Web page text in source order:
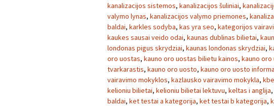
kanalizacijos sistemos, kanalizacijos šuliniai,
valymo lynas, kanalizacijos valymo priemones,
baldai, karkles sodyba, kas yra seo, kategorijos
kaukes sausai veido odai, kaunas dublinas bilietai,
londonas pigus skrydziai, kaunas londonas skrydziai,
oro uostas, kauno oro uostas bilietu kainos, kauno oro
tvarkarastis, kauno oro uosto, kauno oro uosto
vairavimo mokyklos, kazlausko vairavimo mokykla,
kelioniu bilietai, kelioniu bilietai lektuvu, keltas i anglija,
baldai, ket testai a kategorija, ket testai b kategorija,